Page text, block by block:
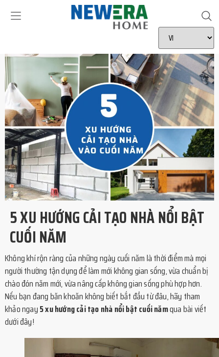
5 XU HƯỚNG CẢI TẠO NHÀ NỔI BẬT
CUỐI NĂM
Không khí rộn ràng của những ngày cuối năm là thời điểm mà mọi
người thường tận dụng để làm mới không gian sống, vừa chuẩn bị
chào đón năm mới, vừa nâng cấp không gian sống phù hợp hơn.
Nếu bạn đang băn khoăn không biết bắt đầu từ đâu, hãy tham
khảo ngay5 xu hướng cải tạo nhà nổi bật cuối nămqua bài viết
dưới đây!